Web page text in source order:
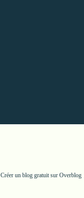
Créer un blog gratuit sur Overblog